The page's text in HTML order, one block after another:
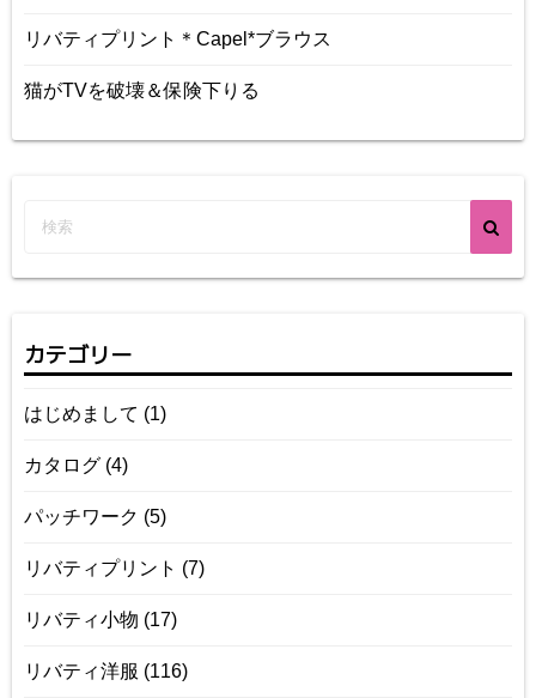
リバティプリント＊Capel*ブラウス
猫がTVを破壊＆保険下りる
カテゴリー
はじめまして (1)
カタログ (4)
パッチワーク (5)
リバティプリント (7)
リバティ小物 (17)
リバティ洋服 (116)